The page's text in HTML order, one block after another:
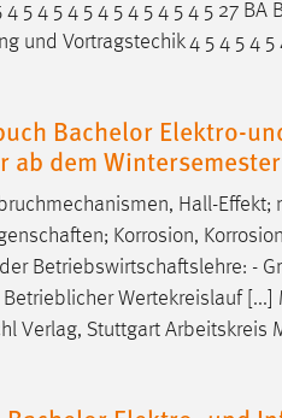
5 4 5 4 5 4 5 4 5 4 5 4 5 27 BA
und Vortragstechik 4 5 4 5 4
Bachelor Elektro-
ab dem
Hall-Effekt;
; Korrosion,
Betriebswirtschaftslehre: -
Wertekreislauf
Verlag, Stuttgart Arbeitskreis
von Drittanbietern
Werbung anzuzeigen.
Besucher über Websites